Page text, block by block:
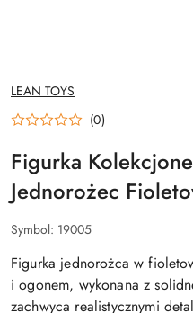
NAZWA
PRODUCENTA:
LEAN TOYS
(0)
Figurka
Jednorożec
Symbol: 19005
Figurka jednorożca w
i ogonem, wykonana z
zachwyca realistycznymi